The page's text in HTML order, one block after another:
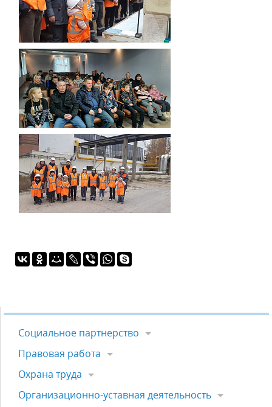
Социальное партнерство
Правовая работа
Охрана труда
Организационно-уставная деятельность